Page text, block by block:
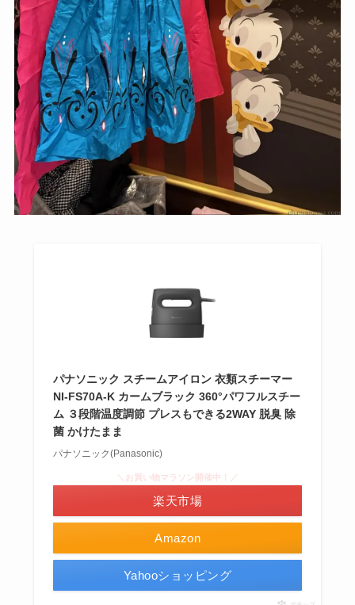
パナソニック スチームアイロン 衣類スチーマー
NI-FS70A-K カームブラック 360°パワフルスチー
ム ３段階温度調節 プレスもできる2WAY 脱臭 除
菌 かけたまま
パナソニック(Panasonic)
Amazon
＼お買い物マラソン開催中！／
楽天市場
Yahooショッピング